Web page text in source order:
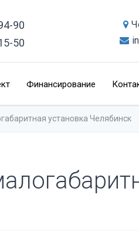
90
50
Финансирование
установка Челябинск